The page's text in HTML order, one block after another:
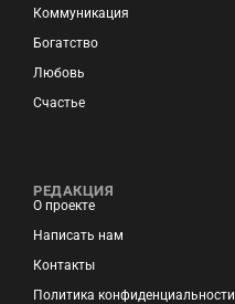
Коммуникация
Богатство
Любовь
Счастье
РЕДАКЦИЯ
О проекте
Написать нам
Контакты
Политика конфиденциальности